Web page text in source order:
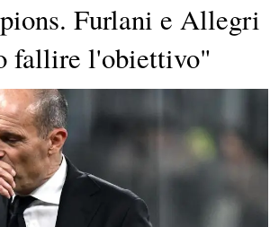
Furlani e Allegri
fallire l'obiettivo"